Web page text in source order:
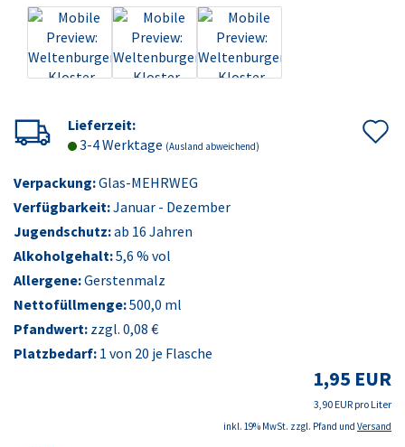
Lieferzeit:
3-4 Werktage (Ausland abweichend)
Verpackung:Glas-MEHRWEG
Verfügbarkeit:Januar - Dezember
Jugendschutz:ab 16 Jahren
Alkoholgehalt:5,6 % vol
Allergene:Gerstenmalz
Nettofüllmenge:500,0 ml
Pfandwert: zzgl. 0,08 €
Platzbedarf: 1 von 20 je Flasche
1,95 EUR
3,90 EUR pro Liter
inkl. 19% MwSt. zzgl. Pfand und Versand